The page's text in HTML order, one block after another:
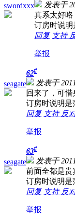
swordxxx 发表于
真系太好咯
订房时说明
回复 支持
举报
seagate
62#
发表于
回来了，可惜
订房时说明是
回复 支持 反
举报
seagate
63#
发表于
前面全都是贵
订房时说明是
回复 支持 反
举报